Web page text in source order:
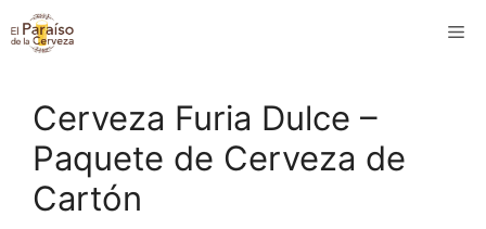
Saltar
al
Cerveza Furia Dulce –
Paquete de Cerveza de
Cartón